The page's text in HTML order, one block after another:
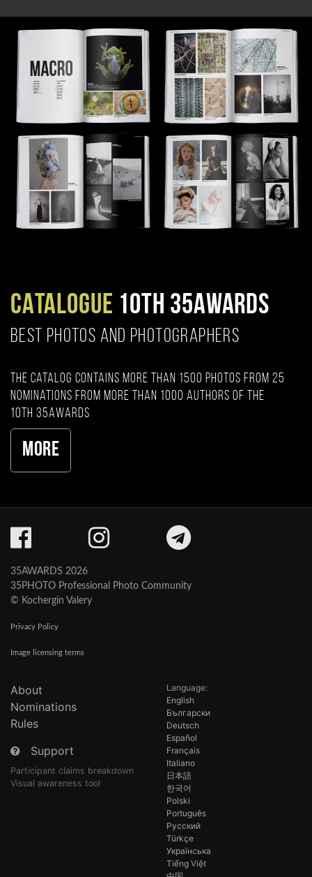
CATALOGUE 10TH 35AWARDS
BEST PHOTOS AND PHOTOGRAPHERS
The catalog contains more than 1500 photos from 25
nominations from more than 1000 authors of the
10th 35AWARDS
More
35AWARDS 2026
35PHOTO Professional Photo Community
© Kochergin Valery
Privacy Policy
Image licensing terms
About
Nominations
Rules
Support
Participant claims breakdown
Visual awareness tool
Language:
English
Български
Deutsch
Español
Français
Italiano
日本語
한국어
Polski
Português
Русский
Türkçe
Українська
Tiếng Việt